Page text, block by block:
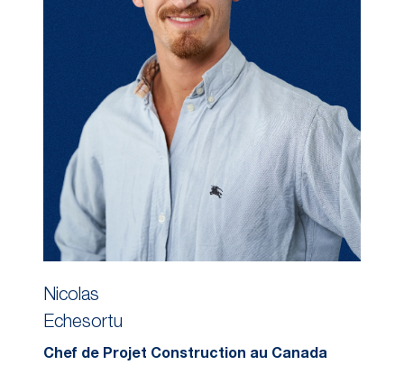
Nicolas
Echesortu
Chef de Projet Construction au Canada